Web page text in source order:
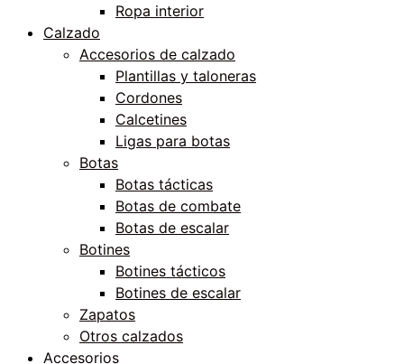
Ropa interior
Calzado
Accesorios de calzado
Plantillas y taloneras
Cordones
Calcetines
Ligas para botas
Botas
Botas tácticas
Botas de combate
Botas de escalar
Botines
Botines tácticos
Botines de escalar
Zapatos
Otros calzados
Accesorios